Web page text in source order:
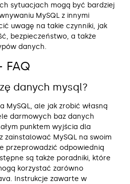
sytuacjach mogą być bardziej
MySQL z innymi
uwagę na takie czynniki, jak
bezpieczeństwo, a także
danych.
FAQ
danych mysql?
MySQL, ale jak zrobić własną
darmowych baz danych
punktem wyjścia dla
zainstalować MySQL na swoim
przeprowadzić odpowiednią
są także poradniki, które
korzystać zarówno
Instrukcje zawarte w